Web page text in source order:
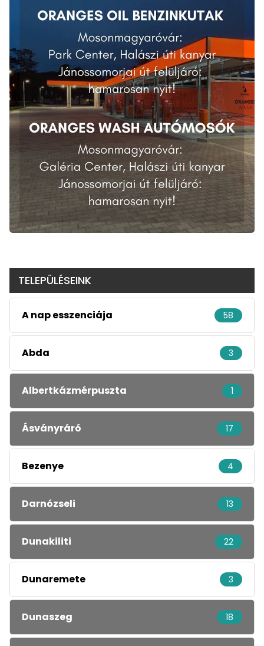
TELEPÜLÉSEINK
A nap esszenciája 58
Abda 3
Albertkázmérpuszta 1
Ásványráró 17
Bezenye 4
Darnózseli 13
Dunakiliti 22
Dunaremete 3
Dunaszeg 18